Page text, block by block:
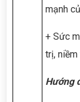
mạnh
+ Sức
trị,
Hướng